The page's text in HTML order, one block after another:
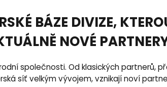
BÁZE DIVIZE,
NOVÉ
společnosti. Od klasických
síť velkým vývojem, vznikají noví